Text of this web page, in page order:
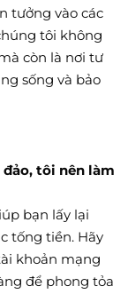
tưởng vào các
tôi không
còn là nơi tư
sống và bảo
tôi nên làm
bạn lấy lại
tống tiền. Hãy
khoản mạng
để phong tỏa